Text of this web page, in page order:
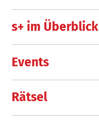
s+ im Überblick
Events
Rätsel